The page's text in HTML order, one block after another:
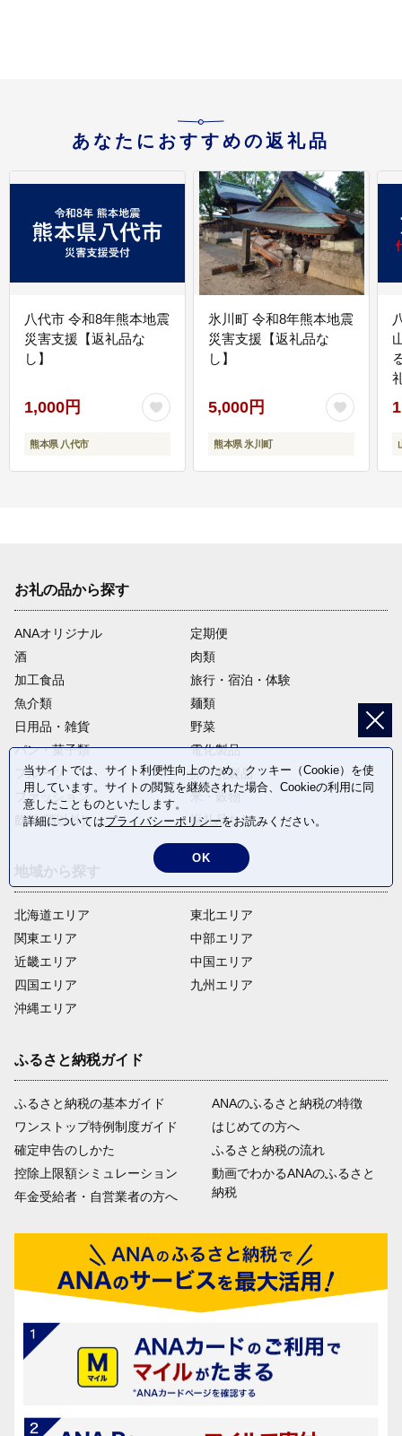
あなたにおすすめの返礼品
八代市 令和8年熊本地震
災害支援【返礼品な
し】
1,000円
熊本県 八代市
氷川町 令和8年熊本地震
災害支援【返礼品な
し】
5,000円
熊本県 氷川町
お礼の品から探す
ANAオリジナル
定期便
酒
肉類
加工食品
旅行・宿泊・体験
魚介類
麺類
日用品・雑貨
野菜
パン・菓子類
電化製品
フルーツ
卵・乳製品
ファッション
米・穀物
飲料(酒以外)
返礼品なし
北海道エリア
関東エリア
近畿エリア
四国エリア
沖縄エリア
東北エリア
中部エリア
中国エリア
九州エリア
ふるさと納税ガイド
ふるさと納税の基本ガイド
ワンストップ特例制度ガイド
確定申告のしかた
控除上限額シミュレーション
年金受給者・自営業者の方へ
ANAのふるさと納税の特徴
はじめての方へ
ふるさと納税の流れ
動画でわかるANAのふるさと
納税
当サイトでは、サイト利便性向上のため、クッキー（Cookie）を使
用しています。サイトの閲覧を継続された場合、Cookieの利用に同
意したことものといたします。
詳細についてはプライバシーポリシーをお読みください。
OK